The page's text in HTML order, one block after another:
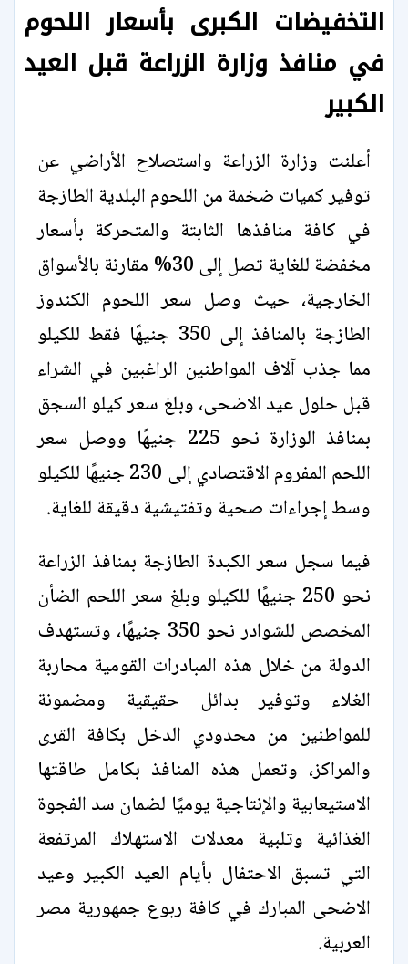
التخفيضات الكبرى بأسعار اللحوم
في منافذ وزارة الزراعة قبل العيد
الكبير
أعلنت وزارة الزراعة واستصلاح الأراضي عن
توفير كميات ضخمة من اللحوم البلدية الطازجة
في كافة منافذها الثابتة والمتحركة بأسعار
مخفضة للغاية تصل إلى 30% مقارنة بالأسواق
الخارجية، حيث وصل سعر اللحوم الكندوز
الطازجة بالمنافذ إلى 350 جنيهًا فقط للكيلو
مما جذب آلاف المواطنين الراغبين في الشراء
قبل حلول عيد الاضحى، وبلغ سعر كيلو السجق
بمنافذ الوزارة نحو 225 جنيهًا ووصل سعر
اللحم المفروم الاقتصادي إلى 230 جنيهًا للكيلو
وسط إجراءات صحية وتفتيشية دقيقة للغاية.
فيما سجل سعر الكبدة الطازجة بمنافذ الزراعة
نحو 250 جنيهًا للكيلو وبلغ سعر اللحم الضأن
المخصص للشوادر نحو 350 جنيهًا، وتستهدف
الدولة من خلال هذه المبادرات القومية محاربة
الغلاء وتوفير بدائل حقيقية ومضمونة
للمواطنين من محدودي الدخل بكافة القرى
والمراكز، وتعمل هذه المنافذ بكامل طاقتها
الاستيعابية والإنتاجية يوميًا لضمان سد الفجوة
الغذائية وتلبية معدلات الاستهلاك المرتفعة
التي تسبق الاحتفال بأيام العيد الكبير وعيد
الاضحى المبارك في كافة ربوع جمهورية مصر
العربية.